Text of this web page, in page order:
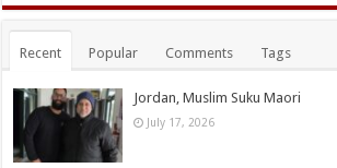
Recent Popular Comments Tags
Jordan, Muslim Suku Maori
July 17, 2026